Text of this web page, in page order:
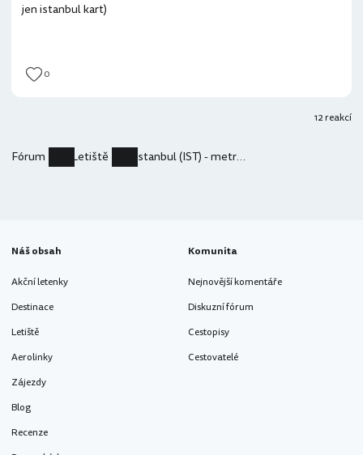
jen istanbul kart)
0
12 reakcí
Fórum Letiště Istanbul (IST) - metro - platba
Náš obsah
Akční letenky
Destinace
Letiště
Aerolinky
Zájezdy
Blog
Recenze
Komunita
Nejnovější komentáře
Diskuzní fórum
Cestopisy
Cestovatelé